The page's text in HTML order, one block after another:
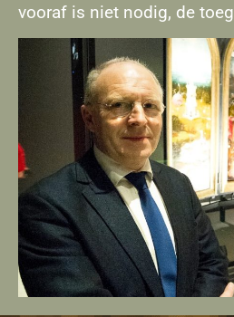
vooraf is niet nodig, de